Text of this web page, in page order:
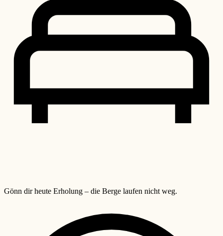
Gönn dir heute Erholung – die Berge laufen nicht weg.